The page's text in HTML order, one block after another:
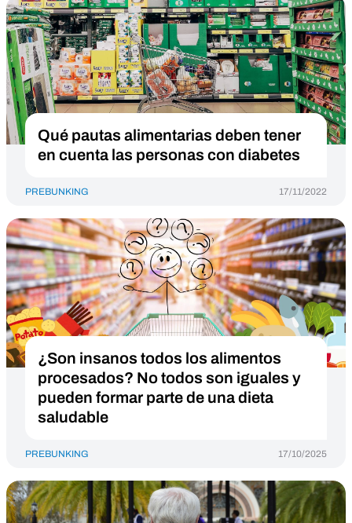
Qué pautas alimentarias deben tener
en cuenta las personas con diabetes
PREBUNKING 17/11/2022
¿Son insanos todos los alimentos
procesados? No todos son iguales y
pueden formar parte de una dieta
saludable
PREBUNKING 17/10/2025